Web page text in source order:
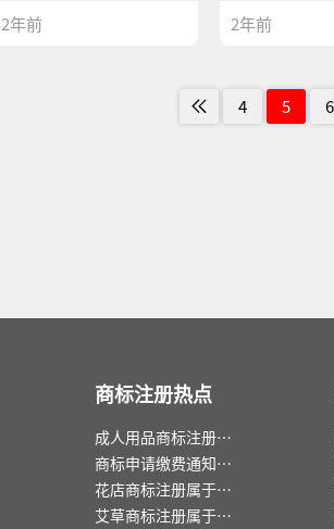
2年前 2年前
4 5 6
商标注册热点
成人用品商标注册属
于哪一类？
商标申请缴费通知书
几天下来及缴费指南
花店商标注册属于哪
一类？
艾草商标注册属于哪